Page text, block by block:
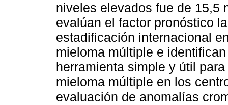
niveles elevados fue de 15,5
evalúan el factor pronóstico
estadificación internacional
mieloma múltiple e
herramienta simple y útil
mieloma múltiple en los
evaluación de anomalías